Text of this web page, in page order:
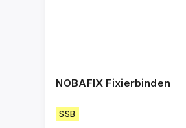
NOBAFIX Fixierbinden
SSB